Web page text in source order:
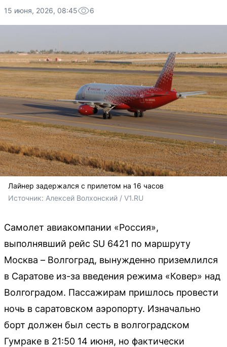
15 июня, 2026, 08:45 6
Лайнер задержался с прилетом на 16 часов
Источник: Алексей Волхонский / V1.RU
Самолет авиакомпании «Россия»,
выполнявший рейс SU 6421 по маршруту
Москва – Волгоград, вынужденно приземлился
в Саратове из-за введения режима «Ковер» над
Волгоградом. Пассажирам пришлось провести
ночь в саратовском аэропорту. Изначально
борт должен был сесть в волгоградском
Гумраке в 21:50 14 июня, но фактически